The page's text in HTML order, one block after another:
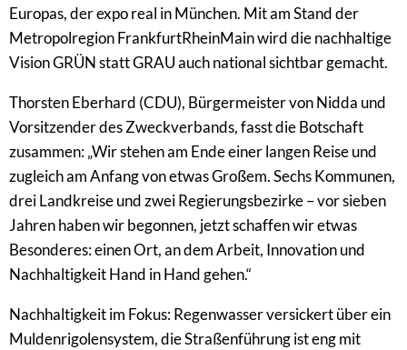
Europas, der expo real in München. Mit am Stand der
Metropolregion FrankfurtRheinMain wird die nachhaltige
Vision GRÜN statt GRAU auch national sichtbar gemacht.
Thorsten Eberhard (CDU), Bürgermeister von Nidda und
Vorsitzender des Zweckverbands, fasst die Botschaft
zusammen: „Wir stehen am Ende einer langen Reise und
zugleich am Anfang von etwas Großem. Sechs Kommunen,
drei Landkreise und zwei Regierungsbezirke – vor sieben
Jahren haben wir begonnen, jetzt schaffen wir etwas
Besonderes: einen Ort, an dem Arbeit, Innovation und
Nachhaltigkeit Hand in Hand gehen.“
Nachhaltigkeit im Fokus: Regenwasser versickert über ein
Muldenrigolensystem, die Straßenführung ist eng mit